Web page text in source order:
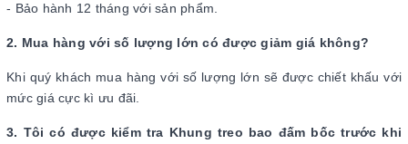
- Bảo hành 12 tháng với sản phẩm.
2. Mua hàng với số lượng lớn có được giảm giá không?
Khi quý khách mua hàng với số lượng lớn sẽ được chiết khấu với
mức giá cực kì ưu đãi.
3. Tôi có được kiểm tra Khung treo bao đấm bốc trước khi